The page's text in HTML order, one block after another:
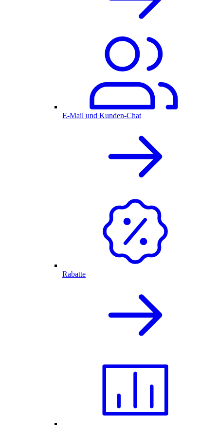
E-Mail und Kunden-Chat
Rabatte